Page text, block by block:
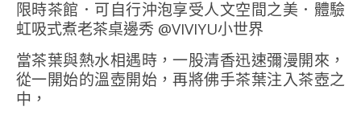
當茶葉與熱水相遇時，一股清香迅速彌漫開來，
從一開始的溫壺開始，再將佛手茶葉注入茶壺之
中，